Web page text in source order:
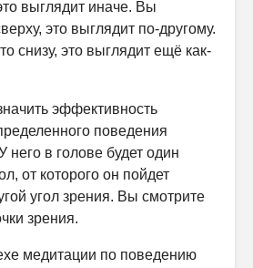
выглядит иначе. Вы
это выглядит по-другому.
снизу, это выглядит ещё как-
эффективность
поведения
в голове будет один
от которого он пойдет
угол зрения. Вы смотрите
зрения.
медитации по поведению